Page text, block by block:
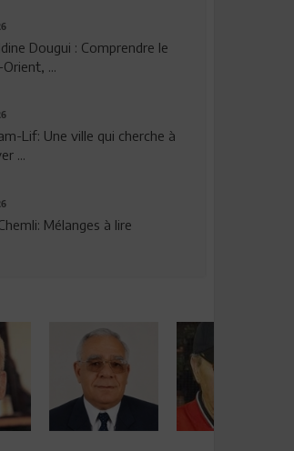
Dougui : Comprendre le
...
Lif: Une ville qui cherche à
...
Mélanges à lire